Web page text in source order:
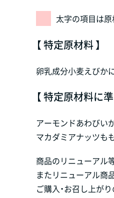
太字の項目は原
【 特定原材料 】
卵乳成分小麦えびか
【 特定原材料に
アーモンドあわびい
マカダミアナッツも
商品のリニューアル
またリニューアル商
ご購入・お召し上が